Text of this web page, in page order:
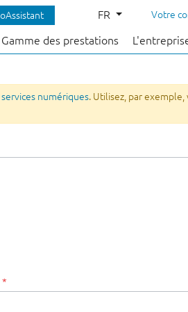
FR Votre
Gamme des prestations
services numériques. Utilisez, par
*